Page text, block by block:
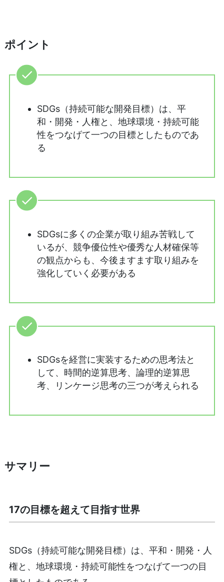
ポイント
SDGs（持続可能な開発目標）は、平
和・開発・人権と、地球環境・持続可能
性をつなげて一つの目標としたものであ
る
SDGsに多くの企業が取り組み苦戦して
いるが、競争優位性や優秀な人材確保等
の観点からも、今後ますます取り組みを
強化していく必要がある
SDGsを経営に実装するための思考法と
して、時間的逆算思考、論理的逆算思
考、リンケージ思考の三つが考えられる
サマリー
17の目標を超えて目指す世界
SDGs（持続可能な開発目標）は、平和・開発・人
権と、地球環境・持続可能性をつなげて一つの目